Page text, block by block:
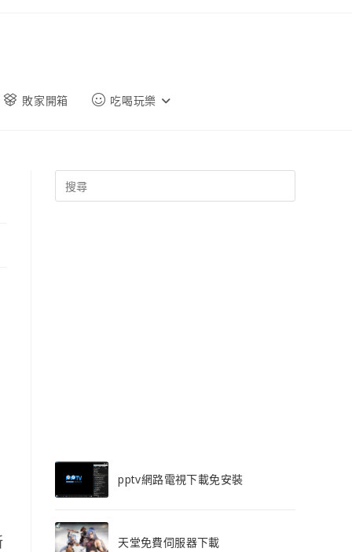
敗家開箱 吃喝玩樂
pptv網路電視下載免安裝
天堂免費伺服器下載